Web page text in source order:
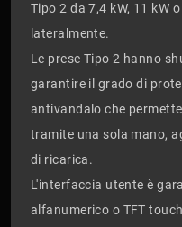
Tipo 2 da 7,4 kW, 11 kW
lateralmente.
Le prese Tipo 2 hanno
garantire il grado di
antivandalo che
tramite una sola mano,
di ricarica.
L'interfaccia utente è
alfanumerico o TFT